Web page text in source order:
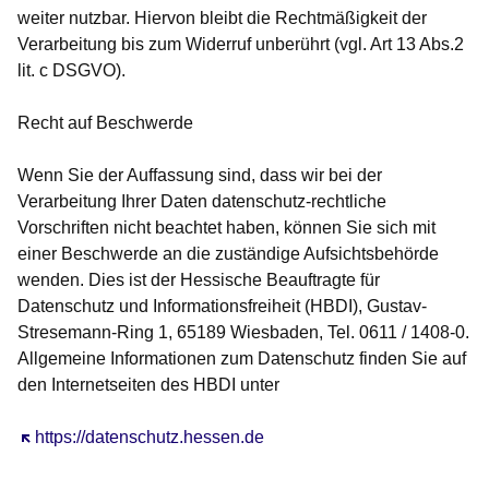
weiter nutzbar. Hiervon bleibt die Rechtmäßigkeit der
Verarbeitung bis zum Widerruf unberührt (vgl. Art 13 Abs.2
lit. c DSGVO).
Recht auf Beschwerde
Wenn Sie der Auffassung sind, dass wir bei der
Verarbeitung Ihrer Daten datenschutz-rechtliche
Vorschriften nicht beachtet haben, können Sie sich mit
einer Beschwerde an die zuständige Aufsichtsbehörde
wenden. Dies ist der Hessische Beauftragte für
Datenschutz und Informationsfreiheit (HBDI), Gustav-
Stresemann-Ring 1, 65189 Wiesbaden, Tel. 0611 / 1408-0.
Allgemeine Informationen zum Datenschutz finden Sie auf
den Internetseiten des HBDI unter
https://datenschutz.hessen.de
Öffnet sich in einem neuen Fenster